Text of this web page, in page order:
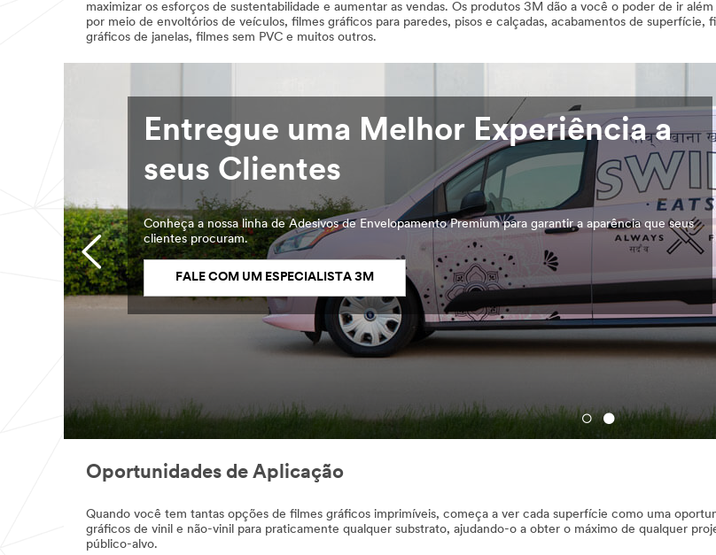
maximizar os esforços de sustentabilidade e aumentar as vendas. Os produtos 3M dão a você o poder de ir
por meio de envoltórios de veículos, filmes gráficos para paredes, pisos e calçadas, acabamentos de superfície,
gráficos de janelas, filmes sem PVC e muitos outros.
Oportunidades de Aplicação
Quando você tem tantas opções de filmes gráficos imprimíveis, começa a ver cada superfície como uma
gráficos de vinil e não-vinil para praticamente qualquer substrato, ajudando-o a obter o máximo de qualquer
público-alvo.